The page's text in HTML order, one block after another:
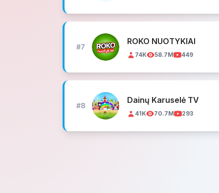
#7
ROKO NUOTYKIAI
74K 58.7M 449
#8
Dainų Karuselė TV
41K 70.7M 293